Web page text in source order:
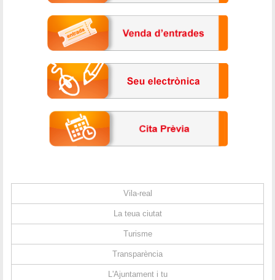
Vila-real
La teua ciutat
Turisme
Transparència
L'Ajuntament i tu